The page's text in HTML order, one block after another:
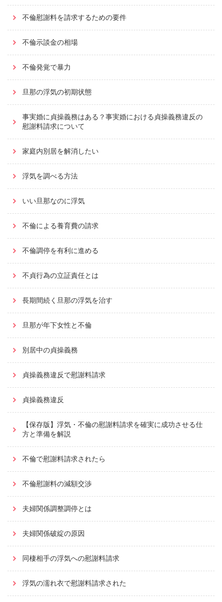
不倫慰謝料を請求するための要件
不倫示談金の相場
不倫発覚で暴力
旦那の浮気の初期状態
事実婚に貞操義務はある？事実婚における貞操義務違反の
慰謝料請求について
家庭内別居を解消したい
浮気を調べる方法
いい旦那なのに浮気
不倫による養育費の請求
不倫調停を有利に進める
不貞行為の立証責任とは
長期間続く旦那の浮気を治す
旦那が年下女性と不倫
別居中の貞操義務
貞操義務違反で慰謝料請求
貞操義務違反
【保存版】浮気・不倫の慰謝料請求を確実に成功させる仕
方と準備を解説
不倫で慰謝料請求されたら
不倫慰謝料の減額交渉
夫婦関係調整調停とは
夫婦関係破綻の原因
同棲相手の浮気への慰謝料請求
浮気の濡れ衣で慰謝料請求された